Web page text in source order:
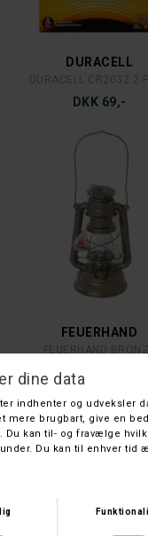
DURACELL
DKK 69,-
FEUERHAND
DKK 490,-